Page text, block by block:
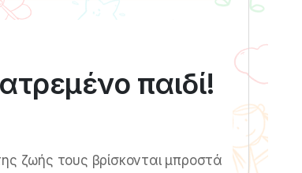
παιδί!
ζωής τους βρίσκονται μπροστά